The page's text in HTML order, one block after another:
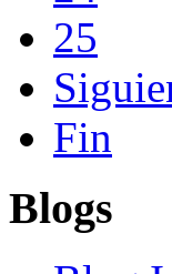
25
Fin
Blogs